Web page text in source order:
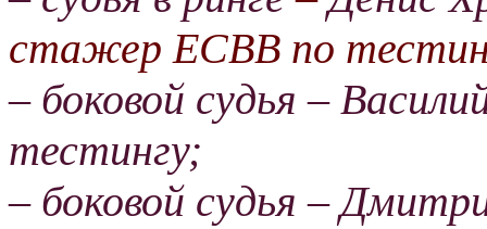
стажер ЕСВВ по
– боковой судья –
тестингу;
– боковой судья –